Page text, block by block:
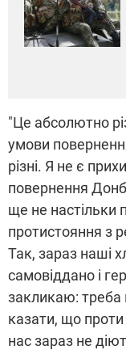
"Це абсолютно
умови
різні. Я не є
повернення
ще не настільки
протистояння з
Так, зараз наші
самовіддано і
закликаю: треба
казати, що проти
нас зараз не